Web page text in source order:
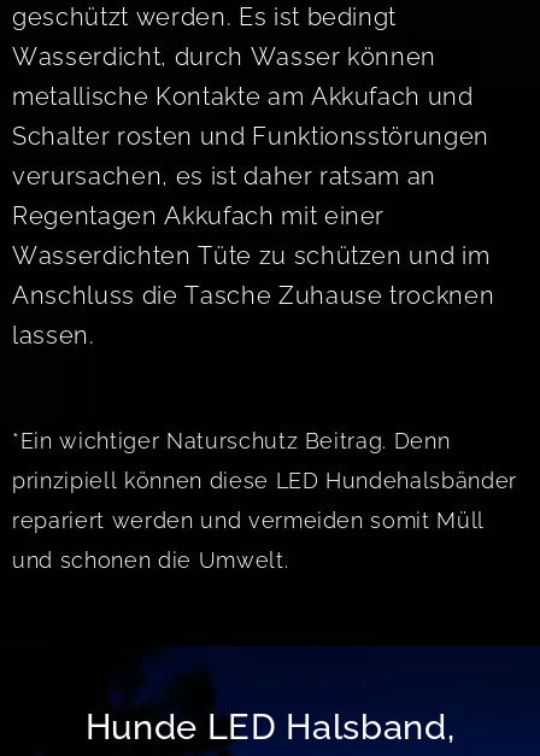
geschützt werden. Es ist bedingt
Wasserdicht, durch Wasser können
metallische Kontakte am Akkufach und
Schalter rosten und Funktionsstörungen
verursachen, es ist daher ratsam an
Regentagen Akkufach mit einer
Wasserdichten Tüte zu schützen und im
Anschluss die Tasche Zuhause trocknen
lassen.
*Ein wichtiger Naturschutz Beitrag. Denn
prinzipiell können diese LED Hundehalsbänder
repariert werden und vermeiden somit Müll
und schonen die Umwelt.
Hunde LED Halsband,